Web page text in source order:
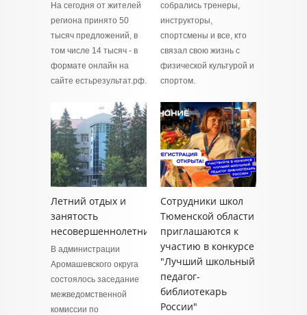
На сегодня от жителей
региона принято 50
тысяч предложений, в
том числе 14 тысяч - в
формате онлайн на
сайте естьрезультат.рф.
собрались тренеры,
инструкторы,
спортсмены и все, кто
связал свою жизнь с
физической культурой и
спортом.
Летний отдых и
занятость
несовершеннолетних
В администрации
Аромашевского округа
состоялось заседание
межведомственной
комиссии по
Сотрудники школ
Тюменской области
приглашаются к
участию в конкурсе
"Лучший школьный
педагог-
библиотекарь
России"